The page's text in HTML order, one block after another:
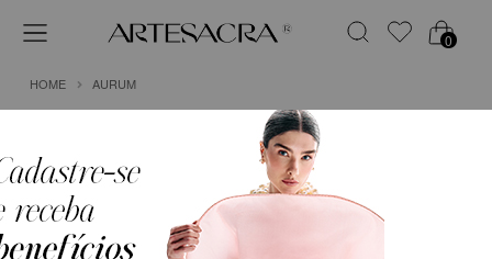
0
HOME AURUM